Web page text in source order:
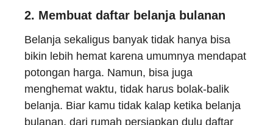
2. Membuat daftar belanja bulanan
Belanja sekaligus banyak tidak hanya bisa
bikin lebih hemat karena umumnya mendapat
potongan harga. Namun, bisa juga
menghemat waktu, tidak harus bolak-balik
belanja. Biar kamu tidak kalap ketika belanja
bulanan, dari rumah persiapkan dulu daftar